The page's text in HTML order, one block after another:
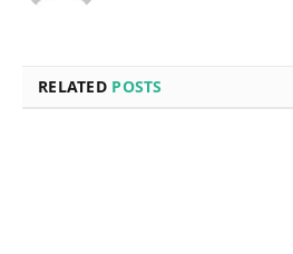
RELATED POSTS